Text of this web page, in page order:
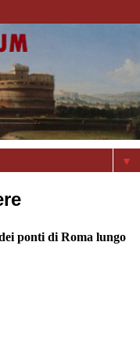
▼
ponti di Roma lungo